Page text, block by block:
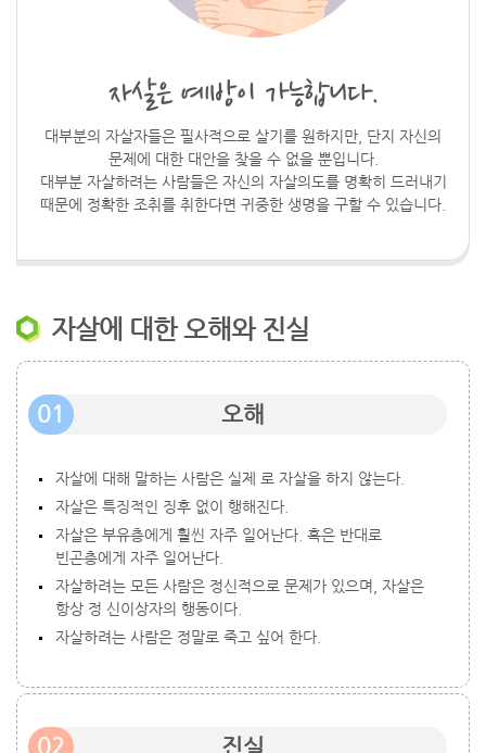
자살은 예방이 가능합니다.
대부분의 자살자들은 필사적으로 살기를 원하지만, 단지 자신의
문제에 대한 대안을 찾을 수 없을 뿐입니다.
대부분 자살하려는 사람들은 자신의 자살의도를 명확히 드러내기
때문에 정확한 조취를 취한다면 귀중한 생명을 구할 수 있습니다.
자살에 대한 오해와 진실
01 오해
자살에 대해 말하는 사람은 실제 로 자살을 하지 않는다.
자살은 특징적인 징후 없이 행해진다.
자살은 부유층에게 훨씬 자주 일어난다. 혹은 반대로
빈곤층에게 자주 일어난다.
자살하려는 모든 사람은 정신적으로 문제가 있으며, 자살은
항상 정 신이상자의 행동이다.
자살하려는 사람은 정말로 죽고 싶어 한다.
02 진실